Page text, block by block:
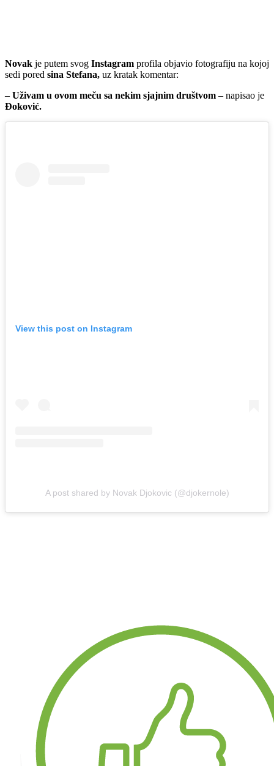
Novak je putem svog Instagram profila objavio fotografiju na kojoj
sedi pored sina Stefana, uz kratak komentar:
– Uživam u ovom meču sa nekim sjajnim društvom – napisao je
Đoković.
View this post on Instagram
A post shared by Novak Djokovic (@djokernole)